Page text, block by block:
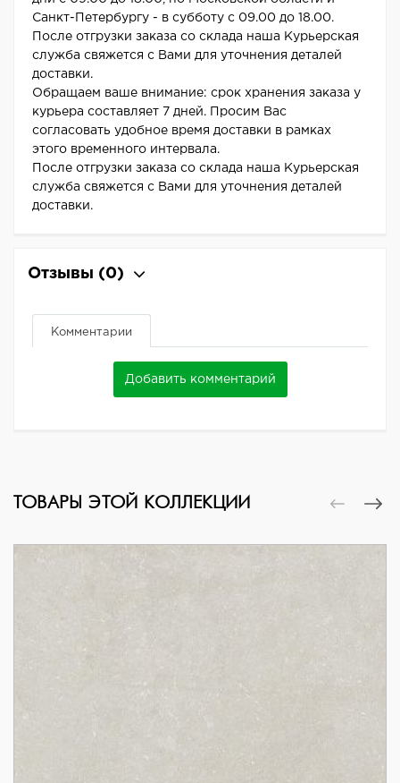
Санкт-Петербургу - в субботу с 09.00 до 18.00.
После отгрузки заказа со склада наша Курьерская
служба свяжется с Вами для уточнения деталей
доставки.
Обращаем ваше внимание: срок хранения заказа у
курьера составляет 7 дней. Просим Вас
согласовать удобное время доставки в рамках
этого временного интервала.
После отгрузки заказа со склада наша Курьерская
служба свяжется с Вами для уточнения деталей
доставки.
Отзывы (0)
Комментарии
Добавить комментарий
ТОВАРЫ ЭТОЙ КОЛЛЕКЦИИ